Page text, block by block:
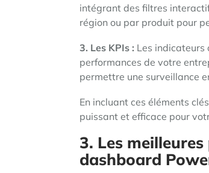
intégrant des filtres
région ou par produit pour
3. Les KPIs : Les indicateurs
performances de votre
permettre une surveillance
En incluant ces éléments
puissant et efficace pour
3. Les
dashboard